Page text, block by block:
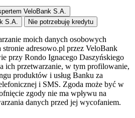
VeloBank S.A.
S.A.
Nie potrzebuję kredytu
moich danych osobowych
adresowo.pl przez VeloBank
przy Rondo Ignacego Daszyńskiego
ich przetwarzanie, w tym profilowanie,
produktów i usług Banku za
i SMS. Zgoda może być w
zgody nie ma wpływu na
danych przed jej wycofaniem.